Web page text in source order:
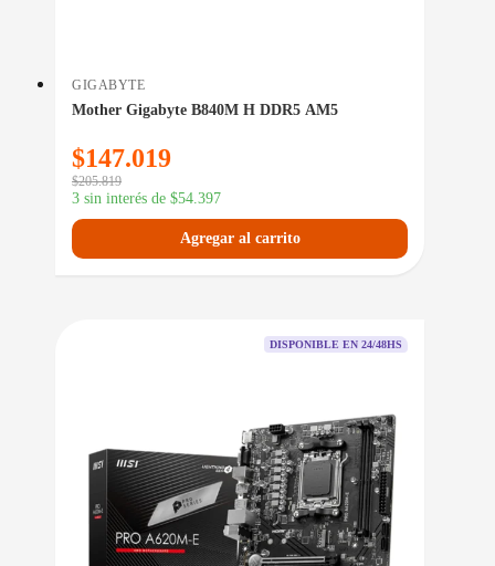
GIGABYTE
Mother Gigabyte B840M H DDR5 AM5
$147.019
$205.819
3 sin interés de $54.397
Agregar al carrito
DISPONIBLE EN 24/48HS